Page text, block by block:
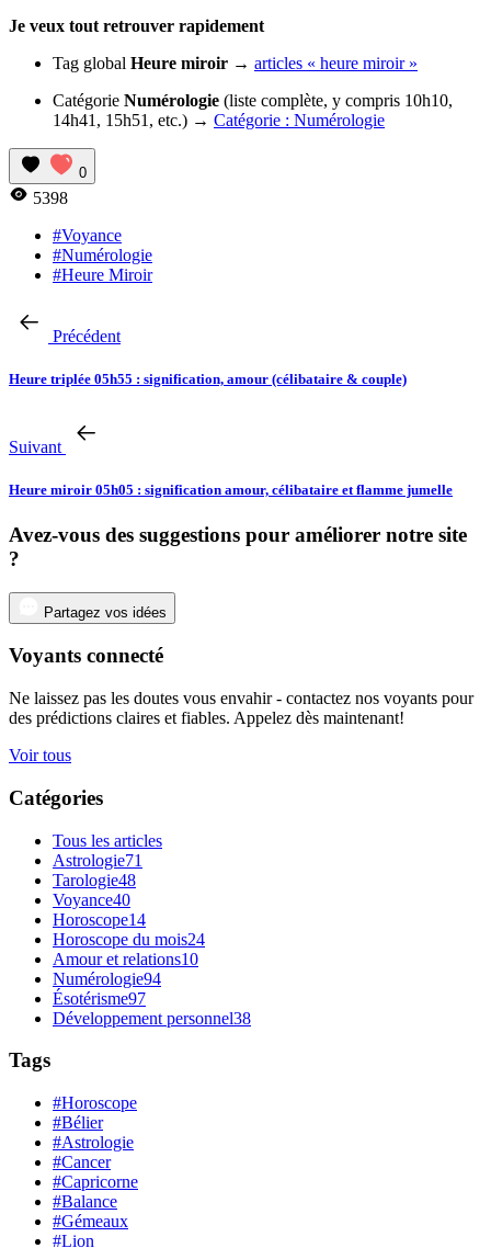
Je veux tout retrouver rapidement
Tag global Heure miroir → articles « heure miroir »
Catégorie Numérologie (liste complète, y compris 10h10,
14h41, 15h51, etc.) → Catégorie : Numérologie
0
5398
#Voyance
#Numérologie
#Heure Miroir
Précédent
Heure triplée 05h55 : signification, amour (célibataire & couple)
Suivant
Heure miroir 05h05 : signification amour, célibataire et flamme jumelle
Avez-vous des suggestions pour améliorer notre site
?
Partagez vos idées
Voyants connecté
Ne laissez pas les doutes vous envahir - contactez nos voyants pour
des prédictions claires et fiables. Appelez dès maintenant!
Voir tous
Catégories
Tous les articles
Astrologie71
Tarologie48
Voyance40
Horoscope14
Horoscope du mois24
Amour et relations10
Numérologie94
Ésotérisme97
Développement personnel38
Tags
#Horoscope
#Bélier
#Astrologie
#Cancer
#Capricorne
#Balance
#Gémeaux
#Lion